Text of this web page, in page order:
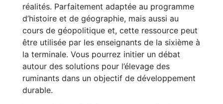
réalités. Parfaitement adaptée au programme
d’histoire et de géographie, mais aussi au
cours de géopolitique et, cette ressource peut
être utilisée par les enseignants de la sixième à
la terminale. Vous pourrez initier un débat
autour des solutions pour l’élevage des
ruminants dans un objectif de développement
durable.